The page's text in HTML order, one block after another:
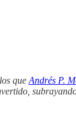
que Andrés P.